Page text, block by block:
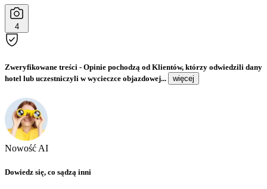
4
Zweryfikowane treści - Opinie pochodzą od Klientów, którzy odwiedzili dany
hotel lub uczestniczyli w wycieczce objazdowej...
więcej
Nowość AI
Dowiedz się, co sądzą inni